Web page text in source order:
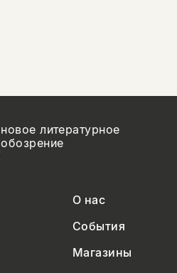
новое литературное
обозрение
О нас
События
Магазины